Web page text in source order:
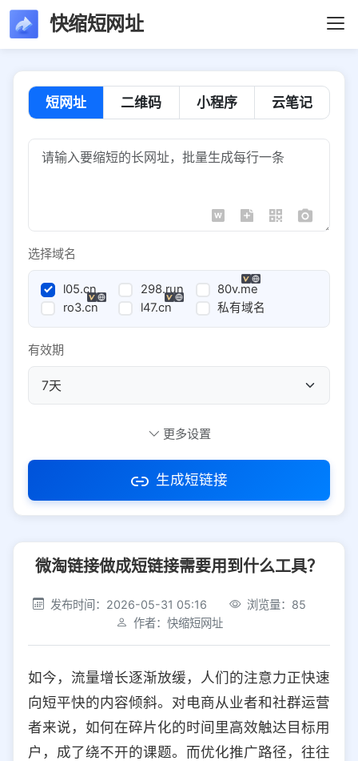
快缩短网址
短网址 二维码 小程序 云笔记
选择域名
l05.cn 298.run
80v.me
ro3.cn
l47.cn 私有域名
有效期
访问密码
社交平台 电商平台
选择防红平台类型，避免链接被拦截
iOS Android PC 其他
选择允许访问的平台类型
更多设置
生成短链接
微淘链接做成短链接需要用到什么工具？
发布时间：2026-05-31 05:16
浏览量：85
作者：快缩短网址
如今，流量增长逐渐放缓，人们的注意力正快速
向短平快的内容倾斜。对电商从业者和社群运营
者来说，如何在碎片化的时间里高效触达目标用
户，成了绕不开的课题。而优化推广路径，往往